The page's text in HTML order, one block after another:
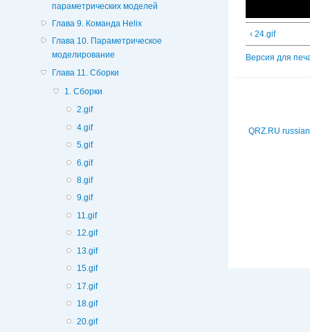
параметрических моделей
Глава 9. Команда Helix
Глава 10. Параметрическое
моделирование
Глава 11. Сборки
1. Сборки
2.gif
4.gif
5.gif
6.gif
8.gif
9.gif
11.gif
12.gif
13.gif
15.gif
17.gif
18.gif
20.gif
‹ 24.gif
Версия для
QRZ.RU